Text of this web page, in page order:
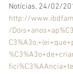
Notícias, 24/02/
http://
/